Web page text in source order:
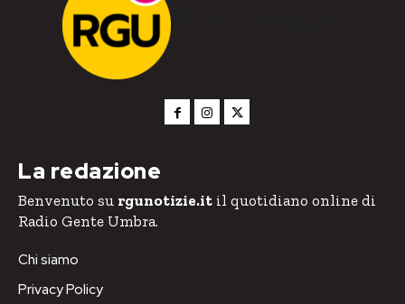
RGU Notizie
La redazione
Benvenuto su rgunotizie.it il quotidiano online di
Radio Gente Umbra.
Chi siamo
Privacy Policy